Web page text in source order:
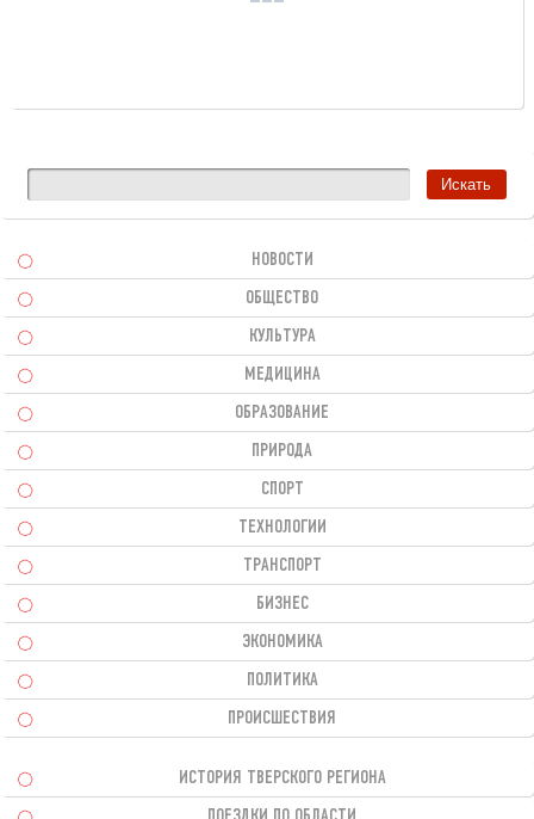
НОВОСТИ
ОБЩЕСТВО
КУЛЬТУРА
МЕДИЦИНА
ОБРАЗОВАНИЕ
ПРИРОДА
СПОРТ
ТЕХНОЛОГИИ
ТРАНСПОРТ
БИЗНЕС
ЭКОНОМИКА
ПОЛИТИКА
ПРОИСШЕСТВИЯ
ИСТОРИЯ ТВЕРСКОГО РЕГИОНА